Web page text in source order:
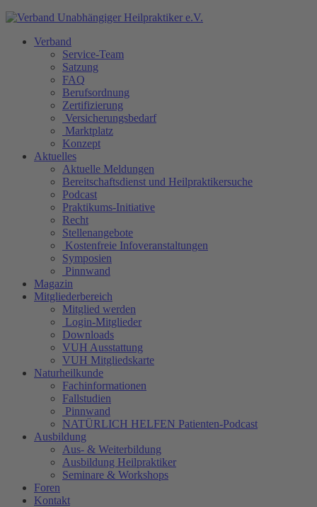
Verband
Service-Team
Satzung
FAQ
Berufsordnung
Zertifizierung
Versicherungsbedarf
Marktplatz
Konzept
Aktuelles
Aktuelle Meldungen
Bereitschaftsdienst und Heilpraktikersuche
Podcast
Praktikums-Initiative
Recht
Stellenangebote
Kostenfreie Infoveranstaltungen
Symposien
Pinnwand
Magazin
Mitgliederbereich
Mitglied werden
Login-Mitglieder
Downloads
VUH Ausstattung
VUH Mitgliedskarte
Naturheilkunde
Fachinformationen
Fallstudien
Pinnwand
NATÜRLICH HELFEN Patienten-Podcast
Ausbildung
Aus- & Weiterbildung
Ausbildung Heilpraktiker
Seminare & Workshops
Foren
Kontakt